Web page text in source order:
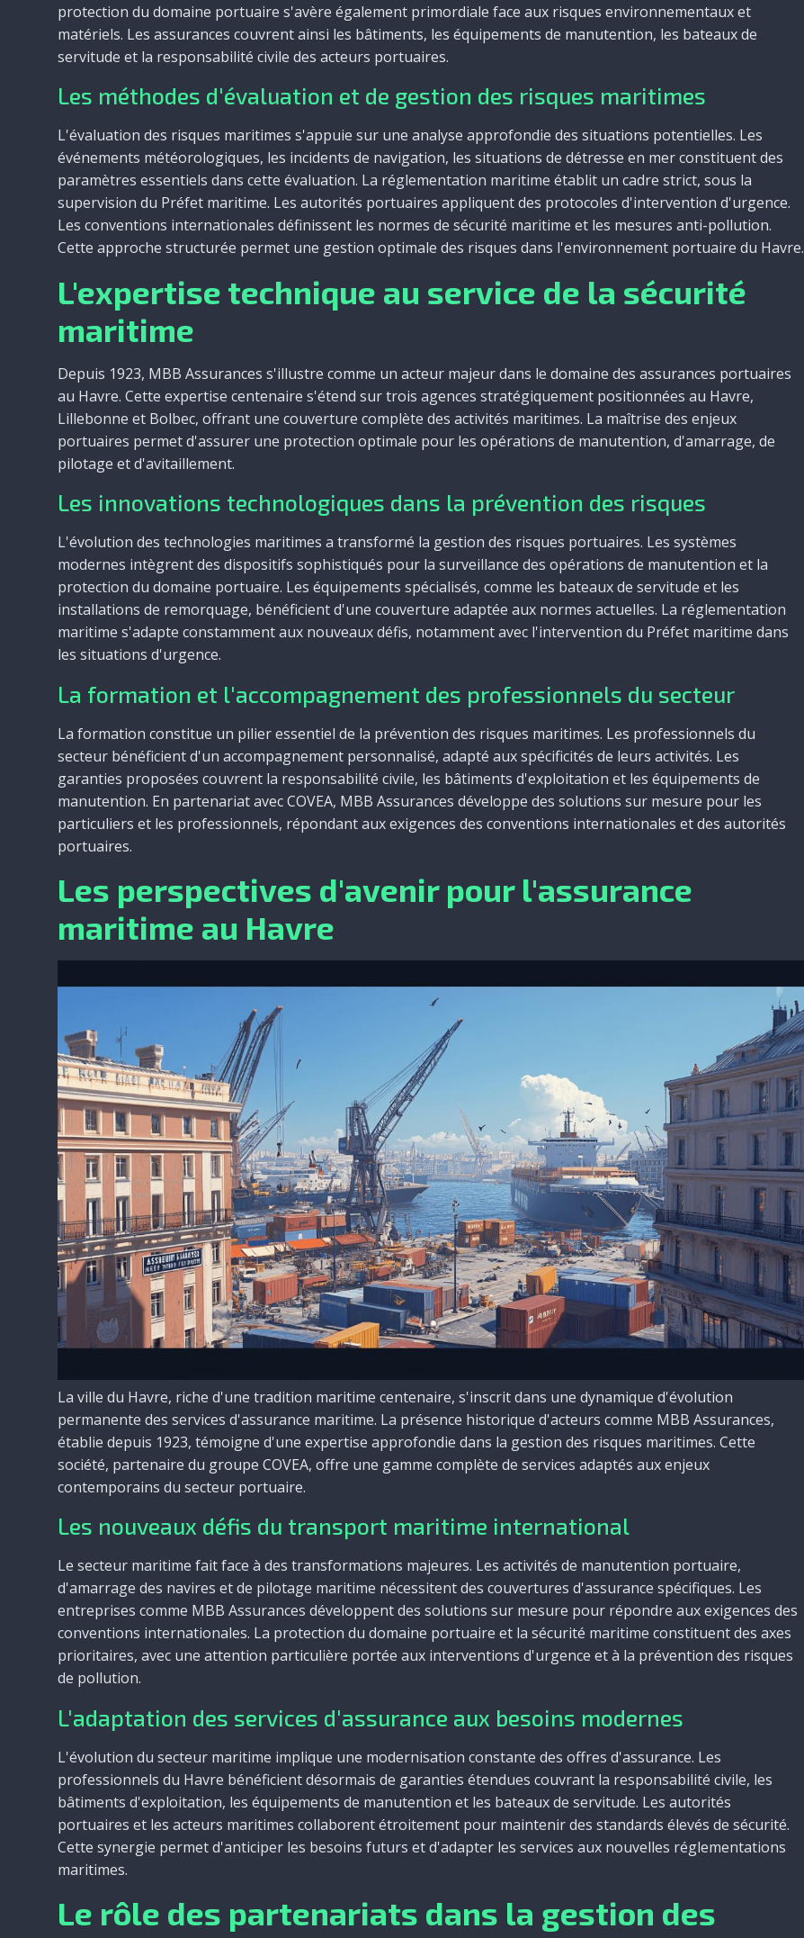
protection du domaine portuaire s'avère également primordiale face aux risques environnementaux et
matériels. Les assurances couvrent ainsi les bâtiments, les équipements de manutention, les bateaux de
servitude et la responsabilité civile des acteurs portuaires.
Les méthodes d'évaluation et de gestion des risques maritimes
L'évaluation des risques maritimes s'appuie sur une analyse approfondie des situations potentielles. Les
événements météorologiques, les incidents de navigation, les situations de détresse en mer constituent des
paramètres essentiels dans cette évaluation. La réglementation maritime établit un cadre strict, sous la
supervision du Préfet maritime. Les autorités portuaires appliquent des protocoles d'intervention d'urgence.
Les conventions internationales définissent les normes de sécurité maritime et les mesures anti-pollution.
Cette approche structurée permet une gestion optimale des risques dans l'environnement portuaire du Havre.
L'expertise technique au service de la sécurité
maritime
Depuis 1923, MBB Assurances s'illustre comme un acteur majeur dans le domaine des assurances portuaires
au Havre. Cette expertise centenaire s'étend sur trois agences stratégiquement positionnées au Havre,
Lillebonne et Bolbec, offrant une couverture complète des activités maritimes. La maîtrise des enjeux
portuaires permet d'assurer une protection optimale pour les opérations de manutention, d'amarrage, de
pilotage et d'avitaillement.
Les innovations technologiques dans la prévention des risques
L'évolution des technologies maritimes a transformé la gestion des risques portuaires. Les systèmes
modernes intègrent des dispositifs sophistiqués pour la surveillance des opérations de manutention et la
protection du domaine portuaire. Les équipements spécialisés, comme les bateaux de servitude et les
installations de remorquage, bénéficient d'une couverture adaptée aux normes actuelles. La réglementation
maritime s'adapte constamment aux nouveaux défis, notamment avec l'intervention du Préfet maritime dans
les situations d'urgence.
La formation et l'accompagnement des professionnels du secteur
La formation constitue un pilier essentiel de la prévention des risques maritimes. Les professionnels du
secteur bénéficient d'un accompagnement personnalisé, adapté aux spécificités de leurs activités. Les
garanties proposées couvrent la responsabilité civile, les bâtiments d'exploitation et les équipements de
manutention. En partenariat avec COVEA, MBB Assurances développe des solutions sur mesure pour les
particuliers et les professionnels, répondant aux exigences des conventions internationales et des autorités
portuaires.
Les perspectives d'avenir pour l'assurance
maritime au Havre
La ville du Havre, riche d'une tradition maritime centenaire, s'inscrit dans une dynamique d'évolution
permanente des services d'assurance maritime. La présence historique d'acteurs comme MBB Assurances,
établie depuis 1923, témoigne d'une expertise approfondie dans la gestion des risques maritimes. Cette
société, partenaire du groupe COVEA, offre une gamme complète de services adaptés aux enjeux
contemporains du secteur portuaire.
Les nouveaux défis du transport maritime international
Le secteur maritime fait face à des transformations majeures. Les activités de manutention portuaire,
d'amarrage des navires et de pilotage maritime nécessitent des couvertures d'assurance spécifiques. Les
entreprises comme MBB Assurances développent des solutions sur mesure pour répondre aux exigences des
conventions internationales. La protection du domaine portuaire et la sécurité maritime constituent des axes
prioritaires, avec une attention particulière portée aux interventions d'urgence et à la prévention des risques
de pollution.
L'adaptation des services d'assurance aux besoins modernes
L'évolution du secteur maritime implique une modernisation constante des offres d'assurance. Les
professionnels du Havre bénéficient désormais de garanties étendues couvrant la responsabilité civile, les
bâtiments d'exploitation, les équipements de manutention et les bateaux de servitude. Les autorités
portuaires et les acteurs maritimes collaborent étroitement pour maintenir des standards élevés de sécurité.
Cette synergie permet d'anticiper les besoins futurs et d'adapter les services aux nouvelles réglementations
maritimes.
Le rôle des partenariats dans la gestion des